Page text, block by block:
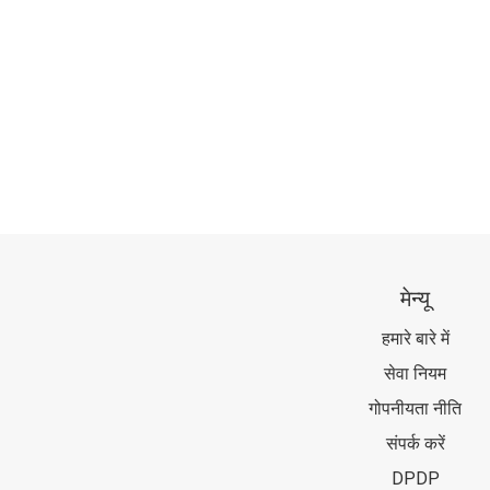
मेन्यू
हमारे बारे में
सेवा नियम
गोपनीयता नीति
संपर्क करें
DPDP